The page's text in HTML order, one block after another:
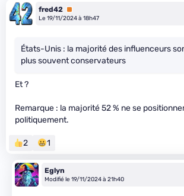
fred42 Premium
Le 19/11/2024 à 18h47
États-Unis : la majorité des influenceurs
plus souvent conservateurs
Et ?
Remarque : la majorité 52 % ne se
politiquement.
2 1
Eglyn
Modifié le 19/11/2024 à 21h40